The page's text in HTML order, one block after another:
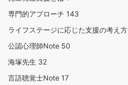
専門的アプローチ 143
ライフステージに応じた支援の考え方
公認心理師Note 50
海塚先生 32
言語聴覚士Note 17